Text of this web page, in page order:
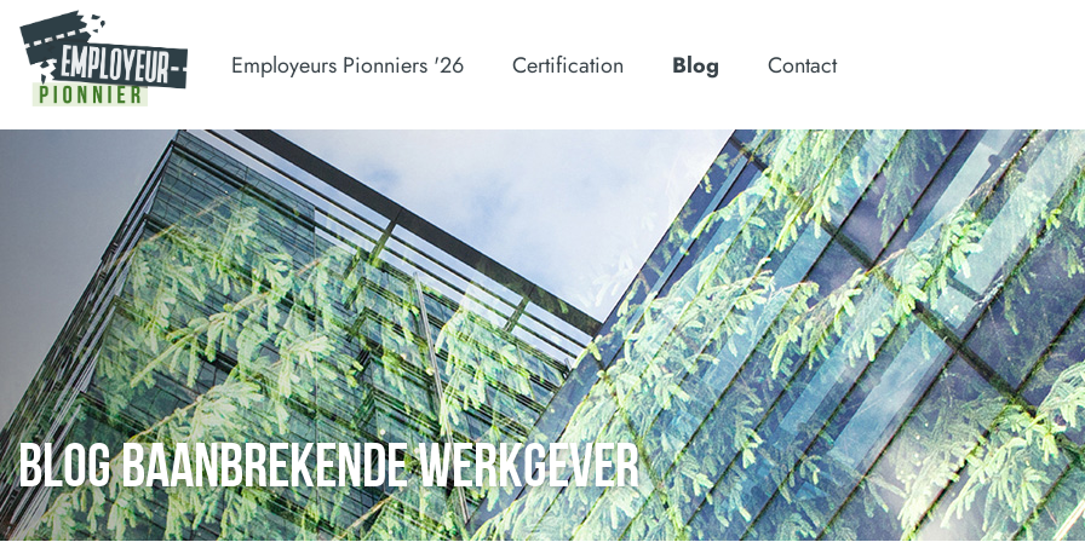
Employeurs Pionniers '26 Certification Blog Contact
BLOG BAANBREKENDE WERKGEVER